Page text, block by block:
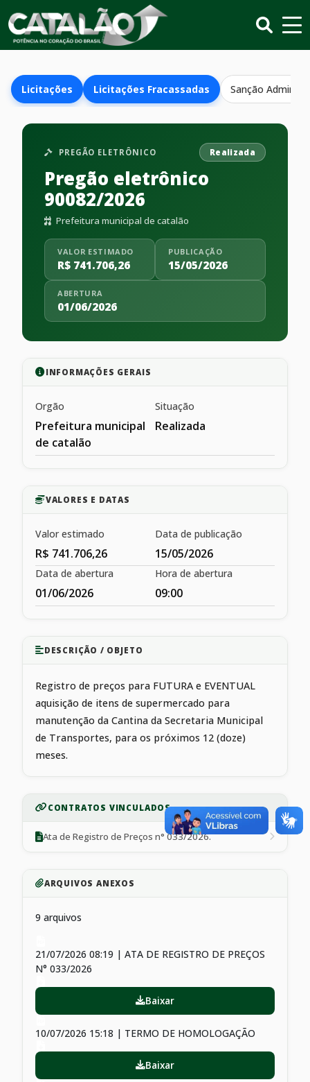
Licitações Licitações Fracassadas Sanção
PREGÃO ELETRÔNICO Realizada
Pregão eletrônico
90082/2026
Prefeitura municipal de catalão
VALOR ESTIMADO
R$ 741.706,26
PUBLICAÇÃO
15/05/2026
ABERTURA
01/06/2026
INFORMAÇÕES GERAIS
Orgão
Prefeitura municipal
de catalão
Situação
Realizada
VALORES E DATAS
Valor estimado
R$ 741.706,26
Data de publicação
15/05/2026
Data de abertura
01/06/2026
Hora de abertura
09:00
DESCRIÇÃO / OBJETO
Registro de preços para FUTURA e EVENTUAL
aquisição de itens de supermercado para
manutenção da Cantina da Secretaria Municipal
de Transportes, para os próximos 12 (doze)
meses.
CONTRATOS VINCULADOS
Ata de Registro de Preços n° 033/2026.
ARQUIVOS ANEXOS
9 arquivos
21/07/2026 08:19 | ATA DE REGISTRO DE PREÇOS
N° 033/2026
Baixar
10/07/2026 15:18 | TERMO DE HOMOLOGAÇÃO
Baixar